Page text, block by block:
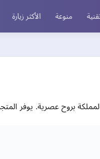
منوعة الأكثر زيارة
بروح عصرية. يوفر